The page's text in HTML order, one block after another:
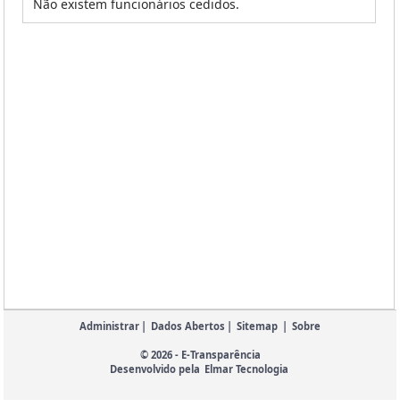
Não existem funcionários cedidos.
Administrar Dados Abertos Sitemap Sobre
© 2026 - E-Transparência
Desenvolvido pela Elmar Tecnologia